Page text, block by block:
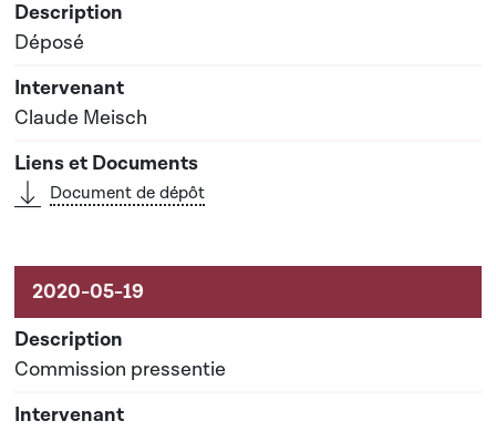
Déposé
Claude Meisch
Document de dépôt
Commission pressentie